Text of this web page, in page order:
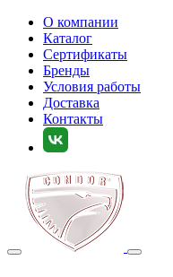
О компании
Каталог
Сертификаты
Бренды
Условия работы
Доставка
Контакты